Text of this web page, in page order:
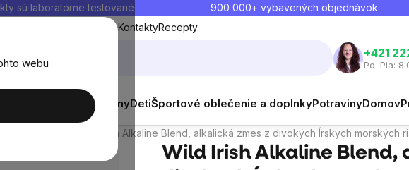
webu
sú laboratórne testované 900 000+ vybavených objednávok
Doprava a platbaKontaktyRecepty
+421
Po–Pia:
Muži ŽenyDetiŠportové oblečenie a doplnkyPotravinyDomov
Wild Irish Alkaline Blend, alkalická zmes z divokých Írskych morských
Wild Irish Alkaline Blend,
morských rias, 225 g
Podobné produkty